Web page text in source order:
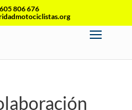
806 676